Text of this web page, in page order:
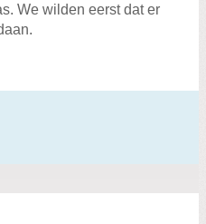
We wilden eerst dat er